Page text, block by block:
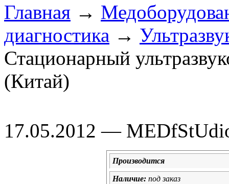
Главная →
диагностика →
Стационарный
(Китай)
17.05.2012 —
Производится
Наличие: под заказ